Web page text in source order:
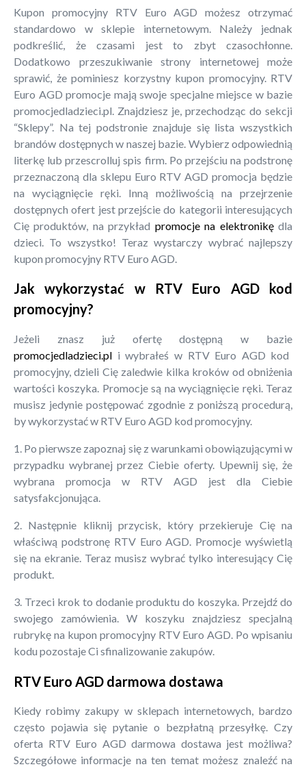
Kupon promocyjny RTV Euro AGD możesz otrzymać
standardowo w sklepie internetowym. Należy jednak
podkreślić, że czasami jest to zbyt czasochłonne.
Dodatkowo przeszukiwanie strony internetowej może
sprawić, że pominiesz korzystny kupon promocyjny. RTV
Euro AGD promocje mają swoje specjalne miejsce w bazie
promocjedladzieci.pl. Znajdziesz je, przechodząc do sekcji
“Sklepy”. Na tej podstronie znajduje się lista wszystkich
brandów dostępnych w naszej bazie. Wybierz odpowiednią
literkę lub przescrolluj spis firm. Po przejściu na podstronę
przeznaczoną dla sklepu Euro RTV AGD promocja będzie
na wyciągnięcie ręki. Inną możliwością na przejrzenie
dostępnych ofert jest przejście do kategorii interesujących
Cię produktów, na przykład promocje na elektronikędla
dzieci. To wszystko! Teraz wystarczy wybrać najlepszy
kupon promocyjny RTV Euro AGD.
Jak wykorzystać w RTV Euro AGD kod
promocyjny?
Jeżeli znasz już ofertę dostępną w bazie
promocjedladzieci.pl i wybrałeś w RTV Euro AGD kod
promocyjny, dzieli Cię zaledwie kilka kroków od obniżenia
wartości koszyka. Promocje są na wyciągnięcie ręki. Teraz
musisz jedynie postępować zgodnie z poniższą procedurą,
by wykorzystać w RTV Euro AGD kod promocyjny.
1. Po pierwsze zapoznaj się z warunkami obowiązującymi w
przypadku wybranej przez Ciebie oferty. Upewnij się, że
wybrana promocja w RTV AGD jest dla Ciebie
satysfakcjonująca.
2. Następnie kliknij przycisk, który przekieruje Cię na
właściwą podstronę RTV Euro AGD. Promocje wyświetlą
się na ekranie. Teraz musisz wybrać tylko interesujący Cię
produkt.
3. Trzeci krok to dodanie produktu do koszyka. Przejdź do
swojego zamówienia. W koszyku znajdziesz specjalną
rubrykę na kupon promocyjny RTV Euro AGD. Po wpisaniu
kodu pozostaje Ci sfinalizowanie zakupów.
RTV Euro AGD darmowa dostawa
Kiedy robimy zakupy w sklepach internetowych, bardzo
często pojawia się pytanie o bezpłatną przesyłkę. Czy
oferta RTV Euro AGD darmowa dostawa jest możliwa?
Szczegółowe informacje na ten temat możesz znaleźć na